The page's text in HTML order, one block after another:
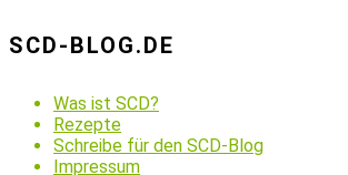
SCD-BLOG.DE
Was ist SCD?
Rezepte
Schreibe für den SCD-Blog
Impressum